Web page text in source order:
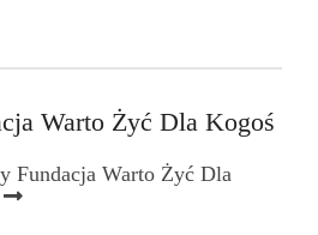
Warto Żyć Dla Kogoś
Fundacja Warto Żyć Dla